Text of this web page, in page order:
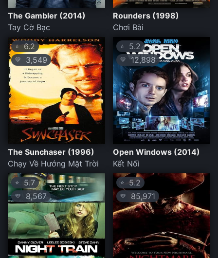
The Gambler (2014)
Tay Cờ Bạc
Rounders (1998)
Chơi Bài
⭐6.2
💛 3,549
The Sunchaser (1996)
Chạy Về Hướng Mặt Trời
⭐ 5.2
💛 12,898
Open Windows (2014)
Kết Nối
⭐ 5.7
💛 8,567
⭐ 5.2
💛 85,971